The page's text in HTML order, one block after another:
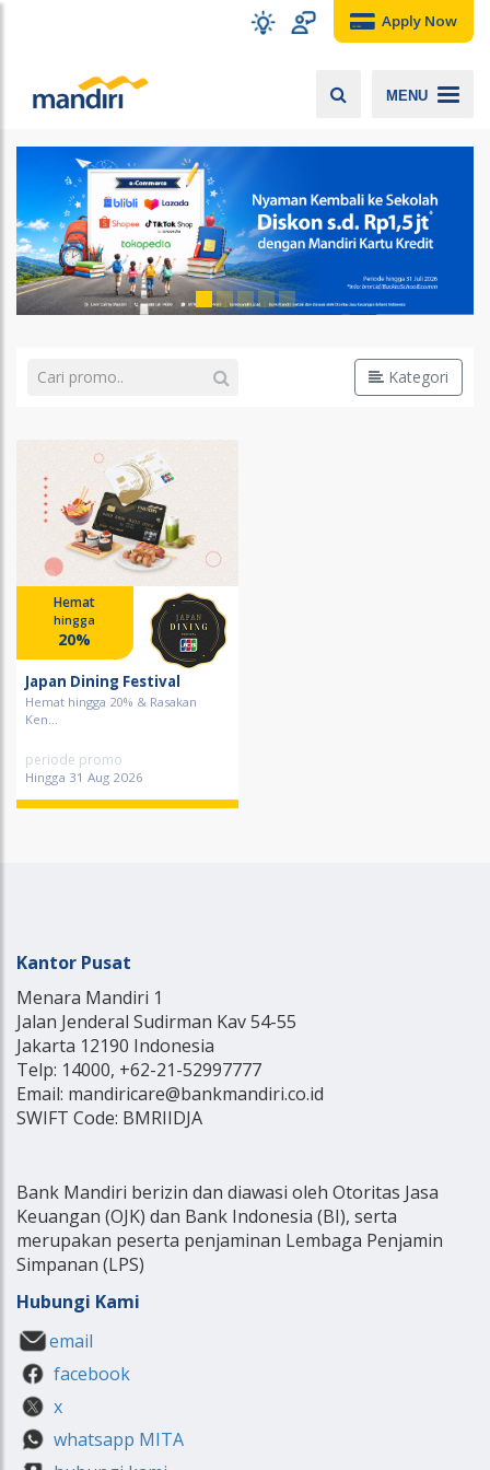
Apply Now
MENU
Kategori
Hemat
hingga
20%
Japan Dining Festival
Hemat hingga 20% & Rasakan
Ken...
periode promo
Hingga 31 Aug 2026
Kantor Pusat
Menara Mandiri 1
Jalan Jenderal Sudirman Kav 54-55
Jakarta 12190 Indonesia
Telp: 14000, +62-21-52997777
Email: mandiricare@bankmandiri.co.id
SWIFT Code: BMRIIDJA
Bank Mandiri berizin dan diawasi oleh Otoritas Jasa
Keuangan (OJK) dan Bank Indonesia (BI), serta
merupakan peserta penjaminan Lembaga Penjamin
Simpanan (LPS)
Hubungi Kami
email
facebook
x
whatsapp MITA